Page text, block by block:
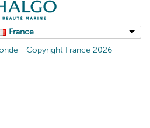
France
Copyright France 2026